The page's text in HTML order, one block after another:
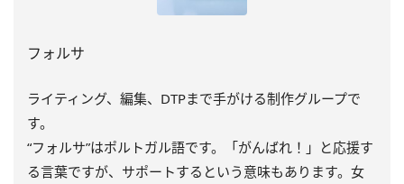
フォルサ
ライティング、編集、DTPまで手がける制作グループで
す。
“フォルサ”はポルトガル語です。「がんばれ！」と応援す
る言葉ですが、サポートするという意味もあります。女